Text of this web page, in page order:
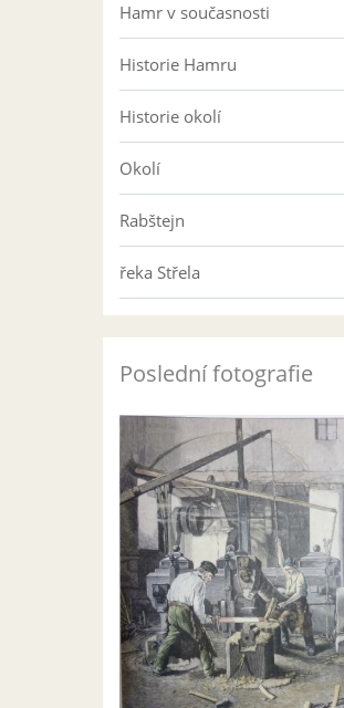
Hamr v současnosti
Historie Hamru
Historie okolí
Okolí
Rabštejn
řeka Střela
Poslední fotografie